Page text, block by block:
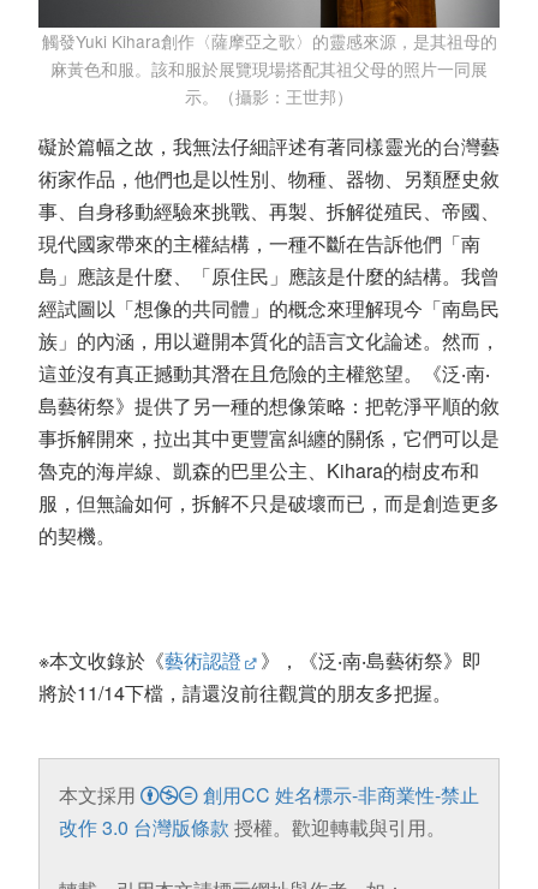
觸發Yuki Kihara創作〈薩摩亞之歌〉的靈感來源，是其祖母的
麻黃色和服。該和服於展覽現場搭配其祖父母的照片一同展
示。（攝影：王世邦）
礙於篇幅之故，我無法仔細評述有著同樣靈光的台灣藝
術家作品，他們也是以性別、物種、器物、另類歷史敘
事、自身移動經驗來挑戰、再製、拆解從殖民、帝國、
現代國家帶來的主權結構，一種不斷在告訴他們「南
島」應該是什麼、「原住民」應該是什麼的結構。我曾
經試圖以「想像的共同體」的概念來理解現今「南島民
族」的內涵，用以避開本質化的語言文化論述。然而，
這並沒有真正撼動其潛在且危險的主權慾望。《泛‧南‧
島藝術祭》提供了另一種的想像策略：把乾淨平順的敘
事拆解開來，拉出其中更豐富糾纏的關係，它們可以是
魯克的海岸線、凱森的巴里公主、Kihara的樹皮布和
服，但無論如何，拆解不只是破壞而已，而是創造更多
的契機。
※本文收錄於《藝術認證
》，《泛‧南‧島藝術祭》即
將於11/14下檔，請還沒前往觀賞的朋友多把握。
本文採用
創用CC 姓名標示-非商業性-禁止
改作 3.0 台灣版條款 授權。歡迎轉載與引用。